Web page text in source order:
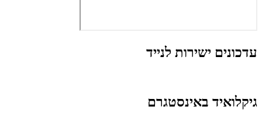
עדכונים ישירות לנייד
גיקלואיד באינסטגרם